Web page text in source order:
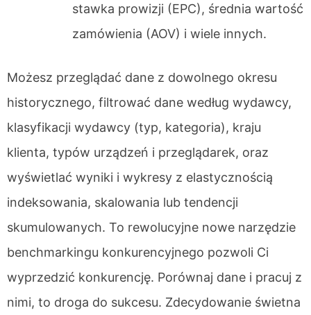
stawka prowizji (EPC), średnia wartość
zamówienia (AOV) i wiele innych.
Możesz przeglądać dane z dowolnego okresu
historycznego, filtrować dane według wydawcy,
klasyfikacji wydawcy (typ, kategoria), kraju
klienta, typów urządzeń i przeglądarek, oraz
wyświetlać wyniki i wykresy z elastycznością
indeksowania, skalowania lub tendencji
skumulowanych. To rewolucyjne nowe narzędzie
benchmarkingu konkurencyjnego pozwoli Ci
wyprzedzić konkurencję. Porównaj dane i pracuj z
nimi, to droga do sukcesu. Zdecydowanie świetna